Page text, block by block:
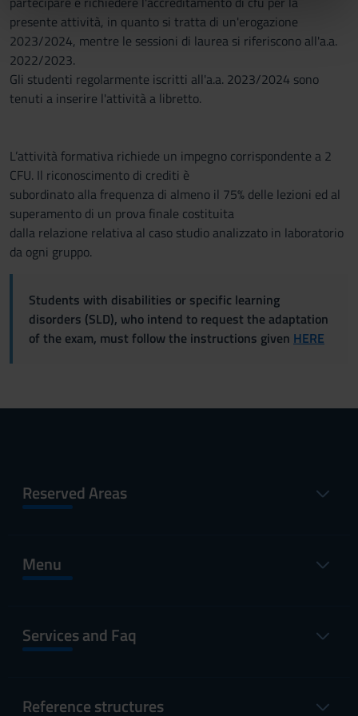
nostri partner che si occupano di analisi dei dati web,
pubblicità e social media, i quali potrebbero combinarle
con altre informazioni che hai fornito loro o che hanno
raccolto dal tuo utilizzo dei loro servizi.
presente attività, in quanto si tratta di un'erogazione
2023/2024, mentre le sessioni di laurea si riferiscono all'a.a.
2022/2023.
Gli studenti regolarmente iscritti all'a.a. 2023/2024 sono
tenuti a inserire l'attività a libretto.
L’attività formativa richiede un impegno corrispondente a 2
CFU. Il riconoscimento di crediti è
subordinato alla frequenza di almeno il 75% delle lezioni ed al
superamento di un prova finale costituita
dalla relazione relativa al caso studio analizzato in laboratorio
da ogni gruppo.
Students with disabilities or specific learning
disorders (SLD), who intend to request the adaptation
of the exam, must follow the instructions given HERE
Reserved Areas
Menu
Services and Faq
Reference structures